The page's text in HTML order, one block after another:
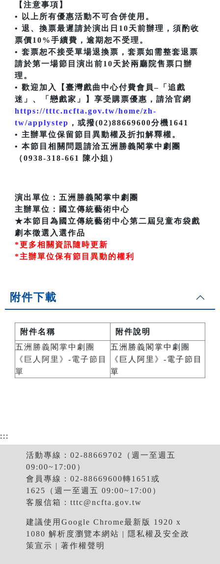
【注意事項】
• 以上所有優惠活動不可合併使用。
• 退、換票最遲請於演出日10天前辦理，須酌收
票價10%手續費，逾期恕不受理。
• 套票恕不接受單場退換票，套票如需整套退票
請於第一場節目演出前10天於兩廳院售票口辦
理。
• 歡迎加入【臺灣戲曲中心付費會員–「追戲
迷」、「戀戲家」】享受購票優惠，請洽官網
https://tttc.ncfta.gov.tw/home/zh-
tw/applystep ，或撥(02)88669600分機1641
• 主辦單位保留節目異動權及折扣解釋權。
• 本節目相關問題請洽五洲勝義閣掌中劇團
（0938-318-661 陳小姐）
演出單位：五洲勝義閣掌中劇團
主辦單位：國立傳統藝術中心
★本節目為國立傳統藝術中心第二屆兒童布袋戲
劇本徵選入選作品
*更多相關資訊隨時更新
*主辦單位保有節目異動的權利
附件下載
附件名稱
附件說明
五洲勝義閣掌中劇團
《巨人阿里》-電子節目
單
五洲勝義閣掌中劇團
《巨人阿里》-電子節目
單
:::
活動專線：02-88669702（週一至週五
09:00~17:00）
會員專線：02-88669600轉1651或
1625（週一至週五 09:00~17:00）
客服信箱： tttc@ncfta.gov.tw
建議使用Google Chrome最新版 1920 x
1080 解析度瀏覽本網站 |
隱私權及安全政
策宣示 | 著作權聲明